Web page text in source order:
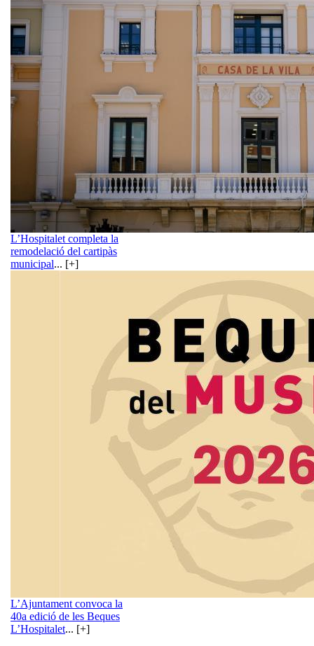
L’Hospitalet completa la
remodelació del cartipàs
municipal... [+]
L’Ajuntament convoca la
40a edició de les Beques
L’Hospitalet... [+]